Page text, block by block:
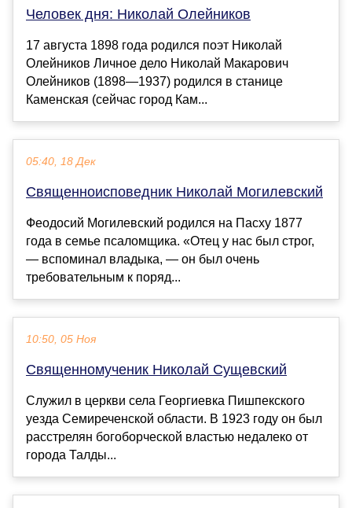
Человек дня: Николай Олейников
17 августа 1898 года родился поэт Николай
Олейников Личное дело Николай Макарович
Олейников (1898—1937) родился в станице
Каменская (сейчас город Кам...
05:40, 18 Дек
Священноисповедник Николай Могилевский
Феодосий Могилевский родился на Пасху 1877
года в семье псаломщика. «Отец у нас был строг,
— вспоминал владыка, — он был очень
требовательным к поряд...
10:50, 05 Ноя
Священномученик Николай Сущевский
Служил в церкви села Георгиевка Пишпекского
уезда Семиреченской области. В 1923 году он был
расстрелян богоборческой властью недалеко от
города Талды...